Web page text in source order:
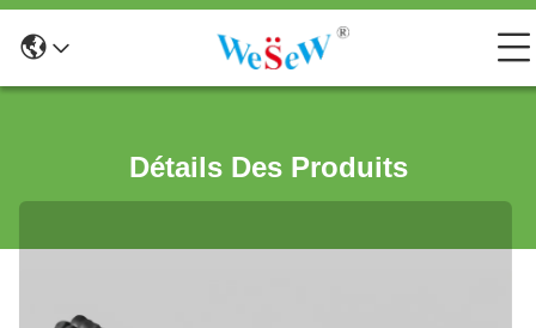
Détails Des Produits